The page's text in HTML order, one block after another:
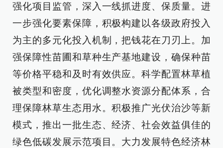
强化项目监管，深入一线抓进度、保质量。进
一步强化要素保障，积极构建以各级政府投入
为主的多元化投入机制，把钱花在刀刃上。加
强保障性苗圃和草种生产基地建设，确保种苗
等价格平稳和及时有效供应。科学配置林草植
被类型和密度，优化调整水资源分配体系，合
理保障林草生态用水。积极推广光伏治沙等新
模式，推出一批生态、经济、社会效益俱佳的
绿色低碳发展示范项目。大力发展特色经济林